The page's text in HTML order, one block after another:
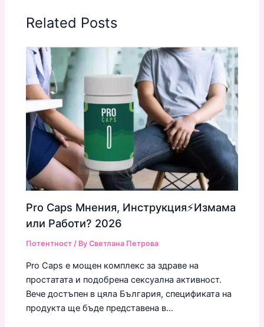
Related Posts
Pro Caps Мнения, Инструкция⚡️Измама
или Работи? 2026
Потентност / ByСветлана Петрова
Pro Caps е мощен комплекс за здраве на
простатата и подобрена сексуална активност.
Вече достъпен в цяла България, спецификата на
продукта ще бъде представена в…